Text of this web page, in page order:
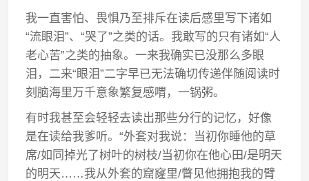
我一直害怕、畏惧乃至排斥在读后感里写下诸如
“流眼泪”、“哭了”之类的话。我敢写的只有诸如“人
老心苦”之类的抽象。一来我确实已没那么多眼
泪，二来“眼泪”二字早已无法确切传递伴随阅读时
刻脑海里万千意象繁复感喟，一锅粥。
有时我甚至会轻轻去读出那些分行的记忆，好像
是在读给我爹听。“外套对我说：当初你睡他的草
席/如同掉光了树叶的树枝/当初你在他心田/是明天
的明天……我从外套的窟窿里/瞥见他拥抱我的臂